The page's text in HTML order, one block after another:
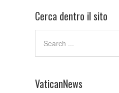
Cerca dentro il sito
VaticanNews